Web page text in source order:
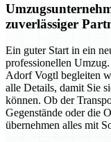
zuverlässiger
Ein guter Start in ein
professionellen
Adorf Vogtl begleiten
alle Details, damit Sie
können. Ob der
Gegenstände oder die
übernehmen alles mit